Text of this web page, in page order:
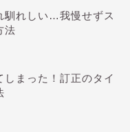
馴れしい…我慢せずス
法
まった！訂正のタイ